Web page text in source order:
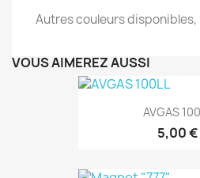
Autres couleurs
VOUS AIMEREZ AUSSI
AVGAS
5,00 €